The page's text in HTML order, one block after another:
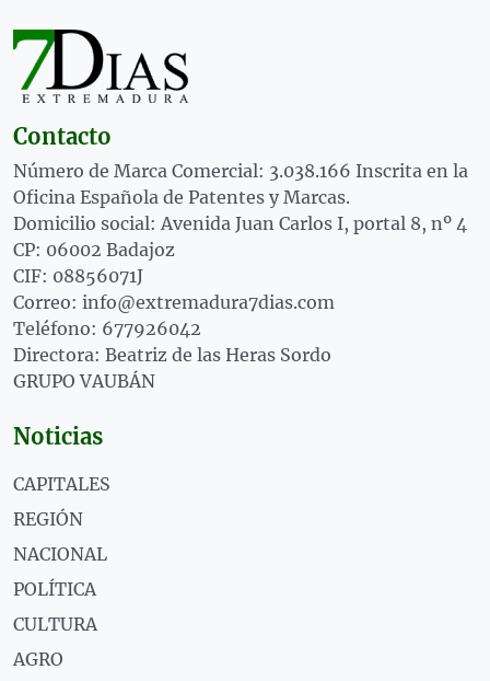
Contacto
Número de Marca Comercial: 3.038.166 Inscrita en la
Oficina Española de Patentes y Marcas.
Domicilio social: Avenida Juan Carlos I, portal 8, nº 4
CP: 06002 Badajoz
CIF: 08856071J
Correo: info@extremadura7dias.com
Teléfono: 677926042
Directora: Beatriz de las Heras Sordo
GRUPO VAUBÁN
Noticias
CAPITALES
REGIÓN
NACIONAL
POLÍTICA
CULTURA
AGRO